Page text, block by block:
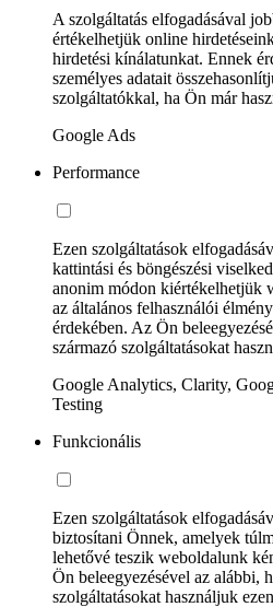
A szolgáltatás elfogadásával
értékelhetjük online
hirdetési kínálatunkat. Ennek
személyes adatait
szolgáltatókkal, ha Ön már
Google Ads
Performance
Ezen szolgáltatások
kattintási és böngészési
anonim módon kiértékelhetjük
az általános felhasználói
érdekében. Az Ön
származó szolgáltatásokat
Google Analytics, Clarity,
Testing
Funkcionális
Ezen szolgáltatások
biztosítani Önnek, amelyek
lehetővé teszik weboldalunk
Ön beleegyezésével az alábbi,
szolgáltatásokat használjuk